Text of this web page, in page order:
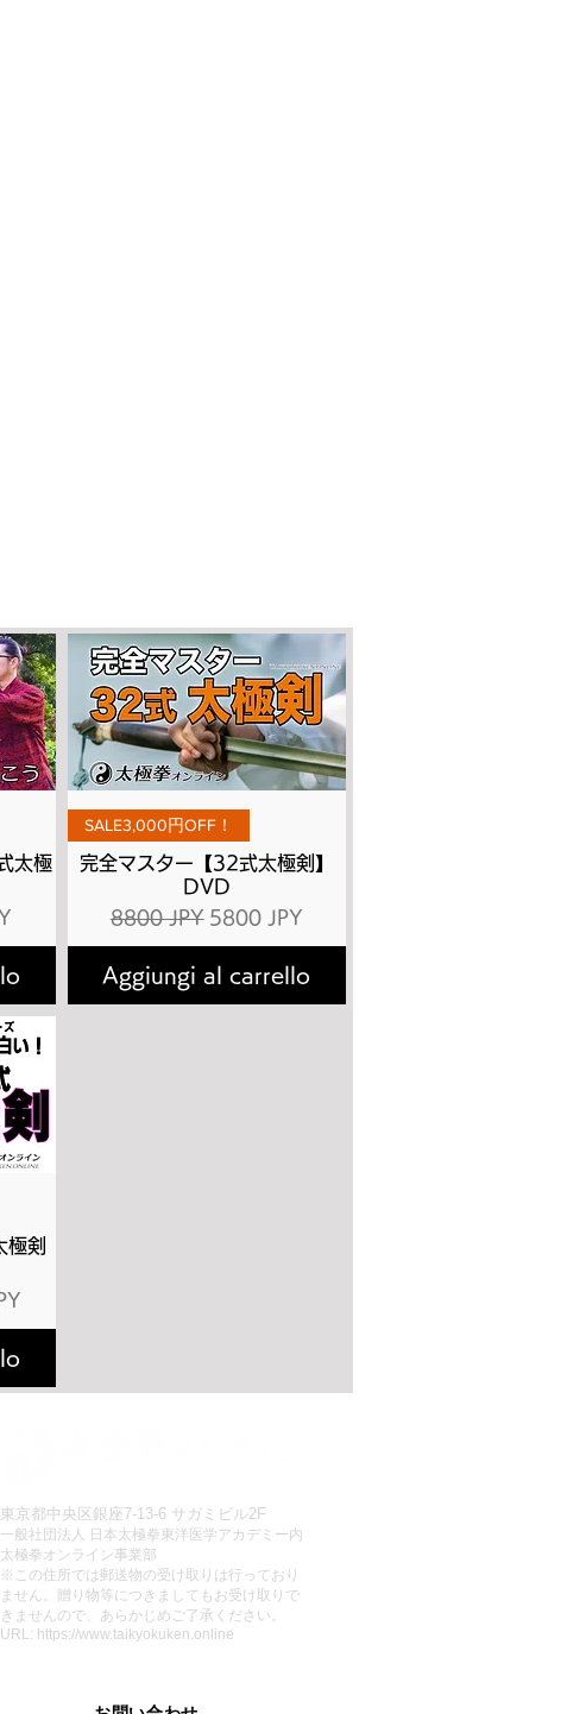
太極
Vista rapida
SALE3,000円OFF！
完全マスター【32式太極剣】
DVD
Prezzo regolare
8800 JPY Prezzo scontato
5800 JPY
Aggiungi al carrello
極剣
東京都中央区銀座7-13-6 サガミビル2F
一般社団法人 日本太極拳東洋医学アカデミー内
太極拳オンライン事業部
​※この住所では郵送物の受け取りは行っており
ません。贈り物等につきましてもお受け取りで
きませんので、あらかじめご了承ください。
URL: https://www.taikyokuken.online